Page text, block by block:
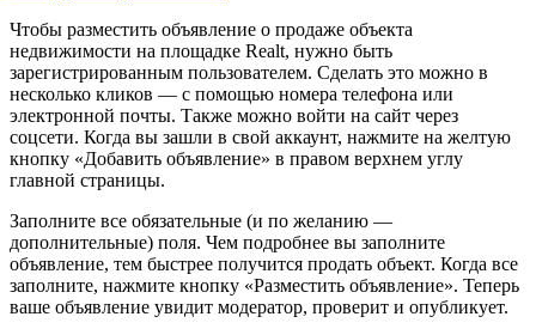
Чтобы разместить объявление о продаже объекта
недвижимости на площадке Realt, нужно быть
зарегистрированным пользователем. Сделать это можно в
несколько кликов — с помощью номера телефона или
электронной почты. Также можно войти на сайт через
соцсети. Когда вы зашли в свой аккаунт, нажмите на желтую
кнопку «Добавить объявление» в правом верхнем углу
главной страницы.
Заполните все обязательные (и по желанию —
дополнительные) поля. Чем подробнее вы заполните
объявление, тем быстрее получится продать объект. Когда все
заполните, нажмите кнопку «Разместить объявление». Теперь
ваше объявление увидит модератор, проверит и опубликует.